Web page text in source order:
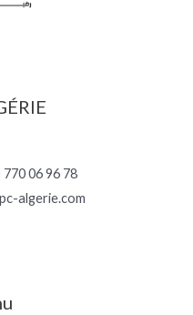
770 06 96 78
algerie.com